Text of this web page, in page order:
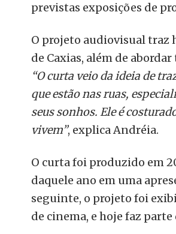
previstas exposições de
O projeto audiovisual traz
de Caxias, além de
“O curta veio da ideia de
que estão nas ruas,
seus sonhos. Ele é
vivem”, explica Andréia.
O curta foi produzido em
daquele ano em uma
seguinte, o projeto foi
de cinema, e hoje faz